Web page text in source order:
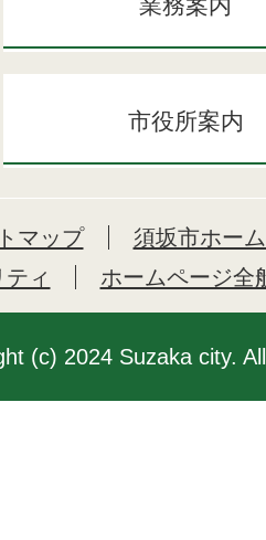
市役所案内
マップ
須坂市ホー
ィ
ホームページ全
(c) 2024 Suzaka city.